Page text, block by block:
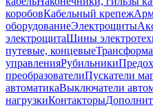
коробовКабельный крепеж
оборудованиеЭлектрощиты
электрощитаШины
путевые, концевые
управленияРубильники
преобразователиПускатели
автоматикаВыключатели
нагрузкиКонтакторы